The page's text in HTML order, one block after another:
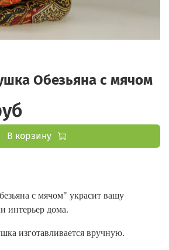
Обезьяна с мячом
В корзину
с мячом" украсит вашу
интерьер дома.
изготавливается вручную.